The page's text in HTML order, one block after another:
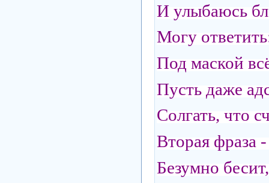
И улыбаюсь
Могу
Под маской
Пусть даже
Солгать, что
Вторая фраза
Безумно